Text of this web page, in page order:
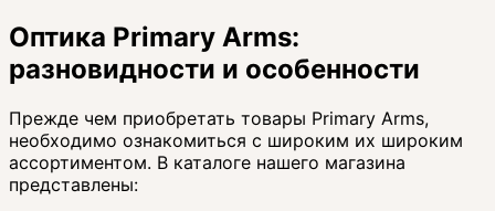
Оптика Primary Arms:
разновидности и особенности
Прежде чем приобретать товары Primary Arms,
необходимо ознакомиться с широким их широким
ассортиментом. В каталоге нашего магазина
представлены: